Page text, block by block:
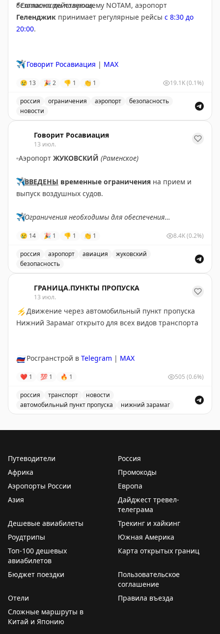
безопасности полетов.
*Согласно действующему NOTAM, аэропорт
Геленджик принимает регулярные рейсы с 8:30 до
20:00.
✈️ Говорит Росавиация | MAX
😢 13 🎉 2 👎 1 👏 1 19.1K(0.1%)
россия ограничения аэропорт
безопасность
новости
Говорит Росавиация
13 июл.
▫️Аэропорт ЖУКОВСКИЙ (Раменское)
✈️ВВЕДЕНЫ временные ограничения на прием и
выпуск воздушных судов.
✈️Ограничения необходимы для обеспечения
✈️ Говорит Росавиация|MАХ
😢 14 🎉 1 👎 1 👏 1 8.4K(0.2%)
россия аэропорт авиация
жуковский
безопасность
ГРАНИЦА.ПУНКТЫ ПРОПУСКА
13 июл.
⚡ Движение через автомобильный пункт пропуска
Нижний Зарамаг открыто для всех видов транспорта
🇷🇺Росгранстрой в Telegram | MAX
❤ 1 💯 1 🔥 1 505 (0.6%)
россия транспорт
новости
автомобильный пункт пропуска
нижний зарамаг
Путеводители
Россия
Африка
Промокоды
Аэропорты России
Европа
Азия
Дайджест тревел-
телеграма
Дешевые авиабилеты
Трекинг и хайкинг
Роудтрипы
Южная Америка
Топ-100 дешевых
авиабилетов
Карта открытых границ
Бюджет поездки
Пользовательское
соглашение
Отели
Правила въезда
Сложные маршруты в
Китай и Японию